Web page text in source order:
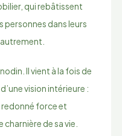
qui rebâtissent
personnes dans leurs
Il vient à la fois de
vision intérieure :
redonné force et
de sa vie.